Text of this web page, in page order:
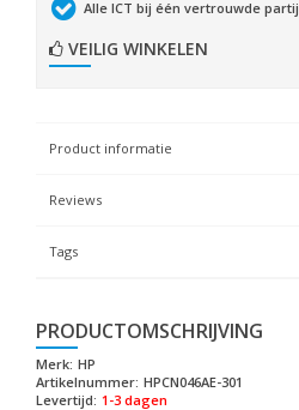
Alle ICT bij één vertrouwde partij
VEILIG WINKELEN
Product informatie
Reviews
Tags
PRODUCTOMSCHRIJVING
Merk: HP
Artikelnummer: HPCN046AE-301
Levertijd: 1-3 dagen